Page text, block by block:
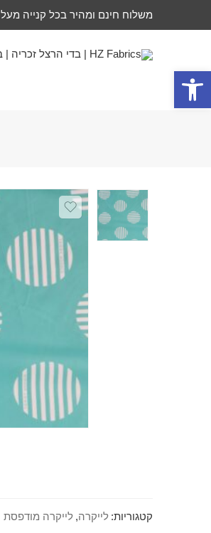
פתח סרגל נגישות
משלוח חינם ומהיר בכל קנייה מעל 300 ₪
קטגוריות: לייקרה, לייקרה מודפסת